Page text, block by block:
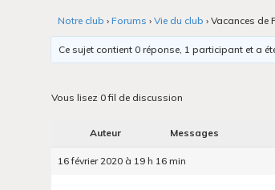
Notre club › Forums › Vie du club › Vacances de
Ce sujet contient 0 réponse, 1 participant et a
Vous lisez 0 fil de discussion
Auteur Messages
16 février 2020 à 19 h 16 min